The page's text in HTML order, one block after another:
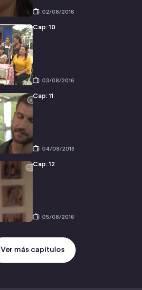
02/08/2016
Cap: 10
03/08/2016
Cap: 11
04/08/2016
Cap: 12
05/08/2016
Ver más capítulos